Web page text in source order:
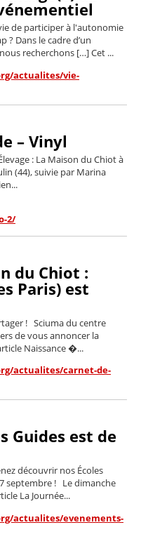
de participer à l'autonomie
? Dans le cadre d’un
recherchons […] Cet ...
actualites/vie-
– Vinyl
: La Maison du Chiot à
(44), suivie par Marina
2/
du Chiot :
Paris) est
! Sciuma du centre
de vous annoncer la
Naissance �...
actualites/carnet-de-
Guides est de
découvrir nos Écoles
septembre ! Le dimanche
La Journée...
actualites/evenements-